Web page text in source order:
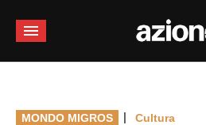
MONDO MIGROS | Cultura